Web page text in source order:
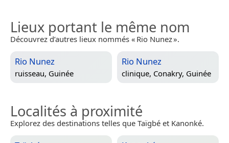
Lieux portant le même nom
Découvrez d’autres lieux nommés « Rio Nunez ».
Rio Nunez
ruisseau, Guinée
Rio Nunez
clinique, Conakry, Guinée
Localités à proximité
Explorez des destinations telles que Taïgbé et Kanonké.